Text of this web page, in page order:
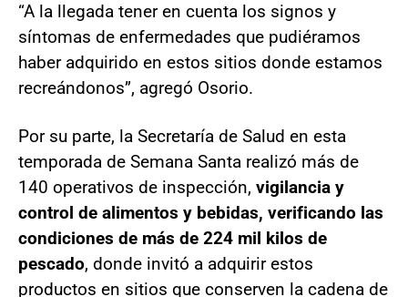
“A la llegada tener en cuenta los signos y
síntomas de enfermedades que pudiéramos
haber adquirido en estos sitios donde estamos
recreándonos”, agregó Osorio.
Por su parte, la Secretaría de Salud en esta
temporada de Semana Santa realizó más de
140 operativos de inspección, vigilancia y
control de alimentos y bebidas, verificando las
condiciones de más de 224 mil kilos de
pescado, donde invitó a adquirir estos
productos en sitios que conserven la cadena de